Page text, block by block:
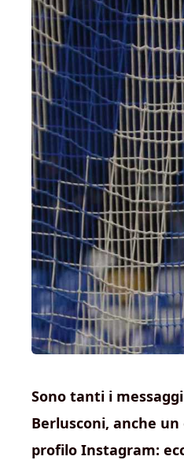
Sono tanti i
Berlusconi, anche
profilo Instagram: